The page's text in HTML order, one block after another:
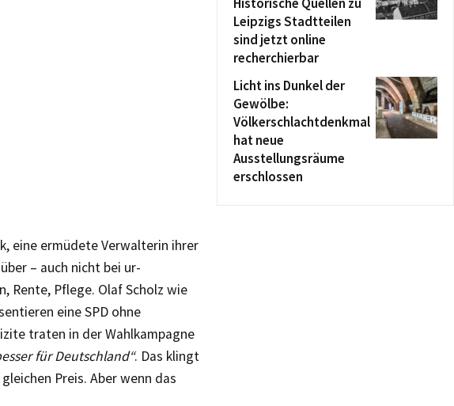
eine ermüdete Verwalterin ihrer
– auch nicht bei ur-
Rente, Pflege. Olaf Scholz wie
eine SPD ohne
traten in der Wahlkampagne
für Deutschland“. Das klingt
Preis. Aber wenn das
Leipzigs Stadtteilen
sind jetzt online
recherchierbar
Licht ins Dunkel der
Gewölbe:
Völkerschlachtdenkmal
hat neue
Ausstellungsräume
erschlossen